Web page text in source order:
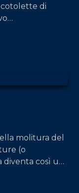
cotolette di
molitura del
(o
diventa così un
primo piatto a